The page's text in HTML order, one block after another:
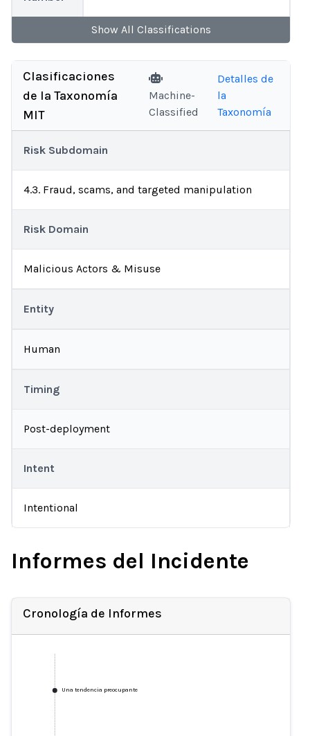
Show All Classifications
Clasificaciones
de la Taxonomía
MIT
Machine-
Classified
Detalles de
la
Taxonomía
Risk Subdomain
4.3. Fraud, scams, and targeted manipulation
Risk Domain
Malicious Actors & Misuse
Entity
Human
Timing
Post-deployment
Intent
Intentional
Informes del Incidente
Cronología de Informes
Una tendencia preocupante